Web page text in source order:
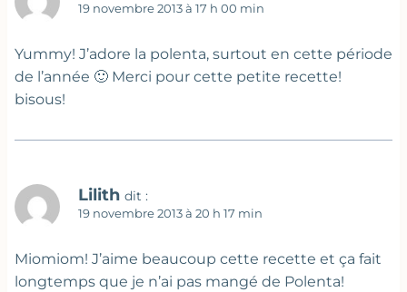
19 novembre 2013 à 17 h 00 min
Yummy! J’adore la polenta, surtout en cette période
de l’année 🙂 Merci pour cette petite recette!
bisous!
Lilith dit :
19 novembre 2013 à 20 h 17 min
Miomiom! J’aime beaucoup cette recette et ça fait
longtemps que je n’ai pas mangé de Polenta!